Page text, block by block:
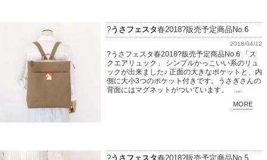
?うさフェスタ春2018?販売予定商品No.6
2018/04/12
?うさフェスタ春2018?販売予定商品No.6 「ス
クエアリュック」 シンプルかっこいい系のリュ
ックが出来ました♪ 正面の大きなポケットと、内
側に大小3つのポケット付きです。うさぎさんの
背面にはマグネットがついています。 ...
MORE
?うさフェスタ春2018?販売予定商品No.5